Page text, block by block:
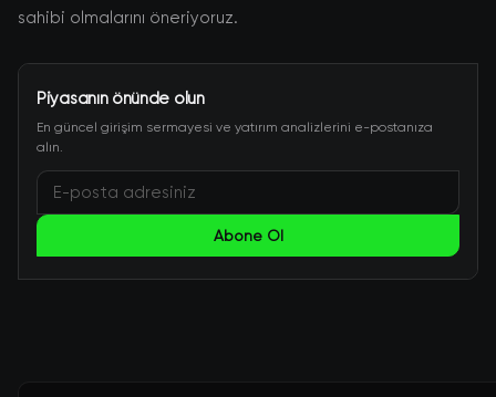
sahibi olmalarını öneriyoruz.
Piyasanın önünde olun
En güncel girişim sermayesi ve yatırım analizlerini e-postanıza
alın.
Abone Ol